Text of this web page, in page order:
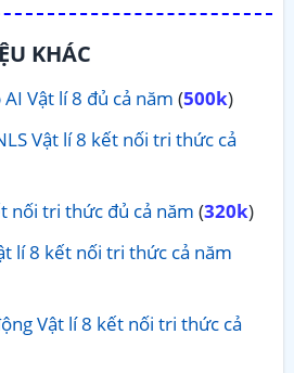
KHÁC
Vật lí 8 đủ cả năm (500k)
Vật lí 8 kết nối tri thức cả
nối tri thức đủ cả năm (320k)
lí 8 kết nối tri thức cả năm
Vật lí 8 kết nối tri thức cả